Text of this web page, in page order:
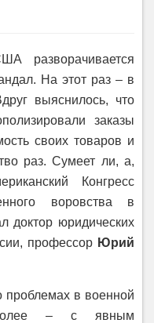
разворачивается
На этот раз – в
выяснилось, что
заказы
своих товаров и
раз. Сумеет ли, а,
Конгресс
воровства в
доктор юридических
профессор Юрий
в военной
– с явным